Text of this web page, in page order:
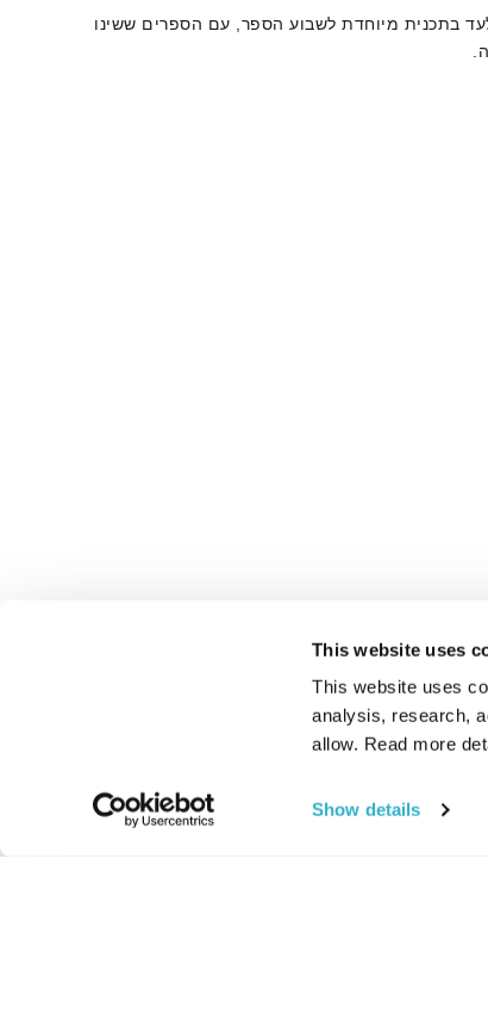
This website uses
This website uses
analysis, research,
allow. Read more
Show details
בתכנית מיוחדת לשבוע הספר, עם הספרים ששינו